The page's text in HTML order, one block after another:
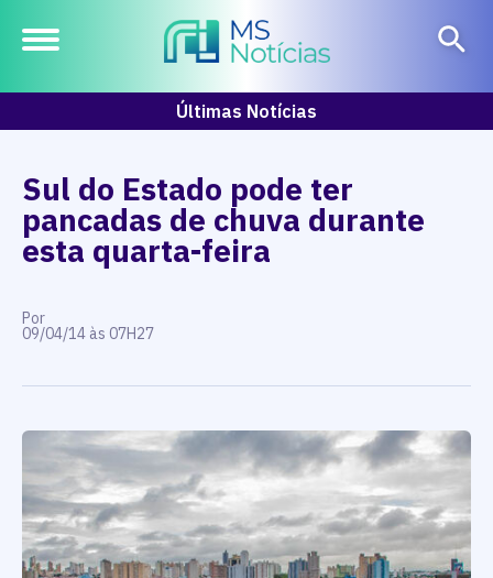
Últimas Notícias
Sul do Estado pode ter
pancadas de chuva durante
esta quarta-feira
Por
09/04/14 às 07H27